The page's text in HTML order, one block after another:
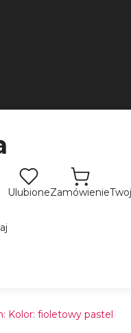
UlubioneZamówienie
Kolor: fioletowy pastel